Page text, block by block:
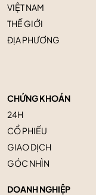
VIỆT NAM
THẾ GIỚI
ĐỊA PHƯƠNG
CHỨNG KHOÁN
24H
CỔ PHIẾU
GIAO DỊCH
GÓC NHÌN
DOANH NGHIỆP